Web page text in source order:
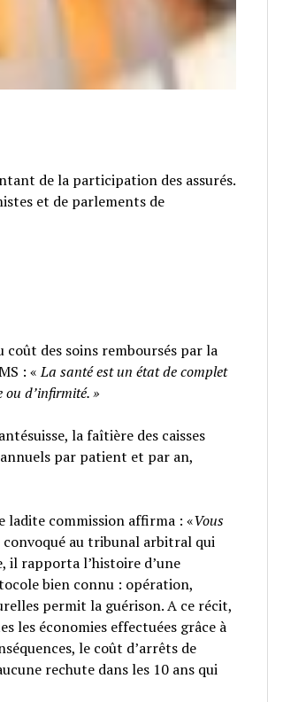
de la participation des assurés.
et de parlements de
coût des soins remboursés par la
: «La santé est un état de complet
ou d’infirmité.»
la faîtière des caisses
par patient et par an,
ladite commission affirma : «Vous
au tribunal arbitral qui
il rapporta l’histoire d’une
bien connu : opération,
permit la guérison. A ce récit,
les économies effectuées grâce à
le coût d’arrêts de
rechute dans les 10 ans qui